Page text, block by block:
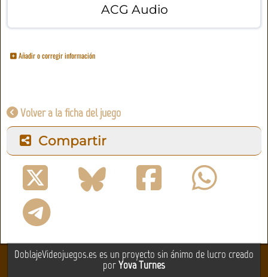
ACG Audio
Añadir o corregir información
Volver a la ficha del juego
Compartir
DoblajeVideojuegos.es es un proyecto sin ánimo de lucro creado
porYova Turnes